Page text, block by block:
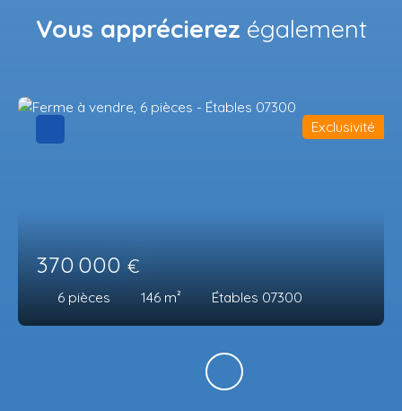
Vous apprécierez également
370 000 €
6 pièces 146 m² Étables 07300
Exclusivité